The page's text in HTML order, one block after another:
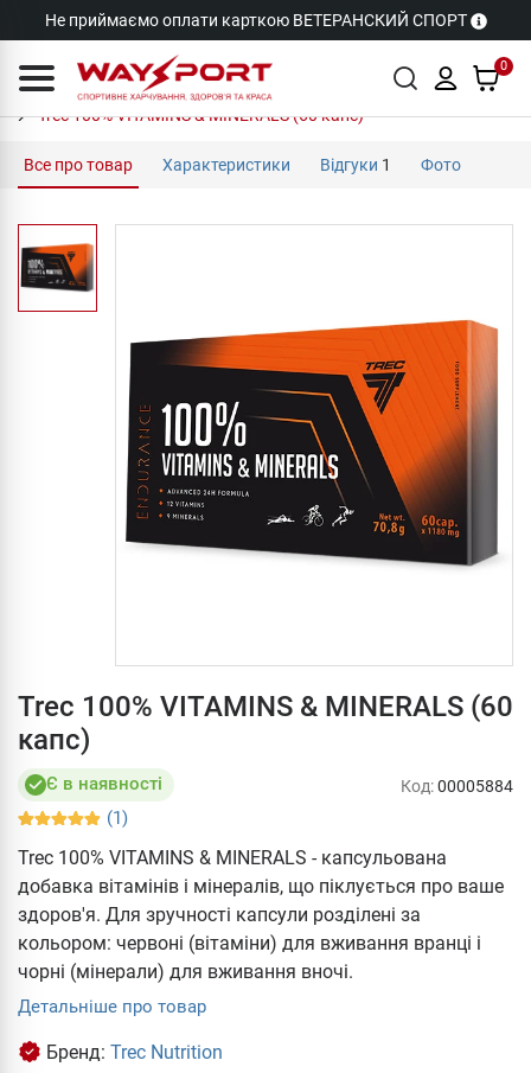
Не приймаємо оплати карткою ВЕТЕРАНСКИЙ СПОРТ
0
Trec 100% VITAMINS & MINERALS (60 капс)
Все про товар Характеристики Відгуки 1 Фото
Trec 100% VITAMINS & MINERALS (60
капс)
Є в наявності
(1)
Код:00005884
Trec 100% VITAMINS & MINERALS - капсульована
добавка вітамінів і мінералів, що піклується про ваше
здоров'я. Для зручності капсули розділені за
кольором: червоні (вітаміни) для вживання вранці і
чорні (мінерали) для вживання вночі.
Детальніше про товар
Бренд: Trec Nutrition